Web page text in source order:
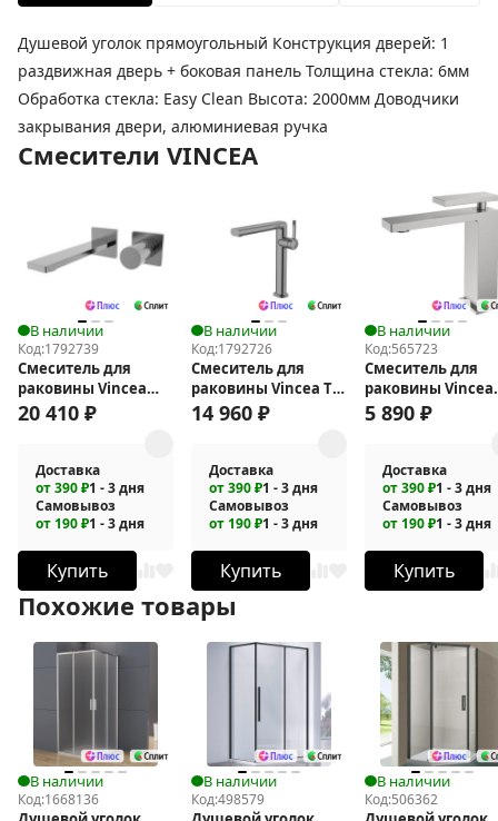
Душевой уголок прямоугольный Конструкция дверей: 1
раздвижная дверь + боковая панель Толщина стекла: 6мм
Обработка стекла: Easy Clean Высота: 2000мм Доводчики
закрывания двери, алюминиевая ручка
Смесители VINCEA
В наличии
Код:1792739
Смеситель для
раковины Vincea
Альто (Alto) VBFW-
20 410 ₽
Доставка
от 390 ₽1 - 3 дня
Самовывоз
от 190 ₽1 - 3 дня
Купить
В наличии
Код:1792726
Смеситель для
раковины Vincea ТГ
(TG) VBF-5TG2GM
14 960 ₽
Доставка
от 390 ₽1 - 3 дня
Самовывоз
от 190 ₽1 - 3 дня
Купить
В наличии
Код:565723
Смеситель для
раковины Vincea
Dice VBF-2DS1BN
5 890 ₽
Доставка
от 390 ₽1 - 3 дня
Самовывоз
от 190 ₽1 - 3 дня
Купить
Похожие товары
В наличии
Код:1668136
В наличии
Код:498579
В наличии
Код:506362